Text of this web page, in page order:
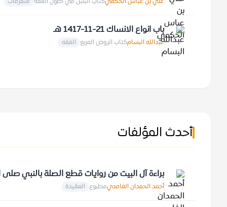
باب انواع الانساك 21-11-1417 هـ
عبدالله البسامكتاب الروض المربع الفقه
أحدث المؤلفات
براءة آل البيت من روايات قطع الصلة بالنبي
أحمد الحمدان الغامديمطبوع العقيدة